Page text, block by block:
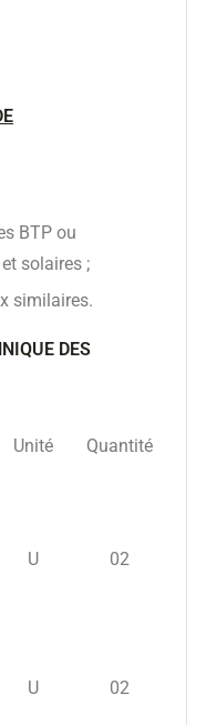
BTP ou
solaires ;
similaires.
DES
Unité Quantité
U 02
U 02